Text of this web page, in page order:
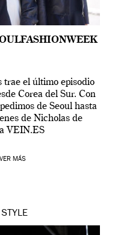
trae el último episodio
Corea del Sur. Con
de Seoul hasta
de Nicholas de
VEIN.ES
VER MÁS
STYLE